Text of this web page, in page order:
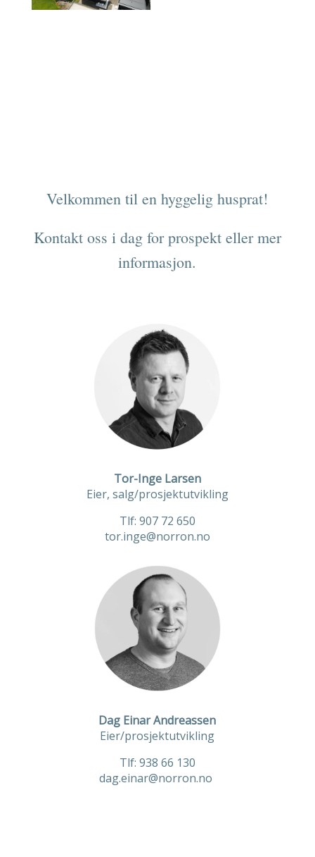
Velkommen til en hyggelig husprat!
Kontakt oss i dag for prospekt eller mer
informasjon.
Tor-Inge Larsen
Eier, salg/prosjektutvikling
Tlf: 907 72 650
tor.inge@norron.no
Dag Einar Andreassen
Eier/prosjektutvikling
Tlf: 938 66 130
dag.einar@norron.no